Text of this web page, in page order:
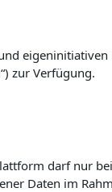
zur Verfügung.
darf nur bei
Daten im